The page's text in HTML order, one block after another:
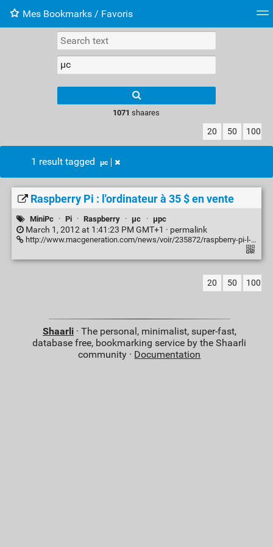
Mes Bookmarks / Favoris
Web-Directory
1071 shaares
20 50 100
1 result tagged µc
Raspberry Pi : l'ordinateur à 35 $ en vente
MiniPc · Pi · Raspberry · µc · µpc
March 1, 2012 at 1:41:23 PM GMT+1 · permalink
http://www.macgeneration.com/news/voir/235872/raspberry-pi-l-ordinateur-a-35-en-vente
20 50 100
Shaarli· The personal, minimalist, super-fast,
database free, bookmarking service by the Shaarli
community · Documentation